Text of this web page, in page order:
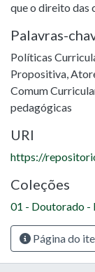
que o direito das
Palavras-
Políticas
Propositiva,
Comum
pedagógicas
URI
https://
Coleções
01 - Doutorado -
Página do